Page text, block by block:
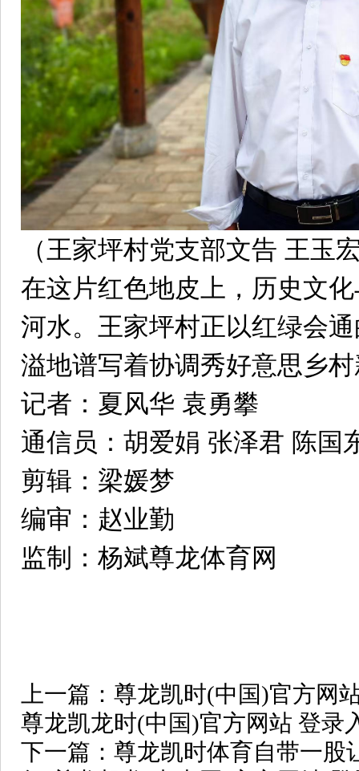
（王家坪村党支部文告 王玉
在这片红色地皮上，历史文
河水。王家坪村正以红绿会
溢地谱写着协调秀好意思乡
记者：夏风华 袁勇攀
通信员：胡爱娟 张泽君 陈国
剪辑：梁媛梦
编审：赵业勤
监制：杨斌尊龙体育网
上一篇： 尊龙凯时(中国)官方网
尊龙凯龙时(中国)官方网站 登录
下一篇： 尊龙凯时体育自带一股